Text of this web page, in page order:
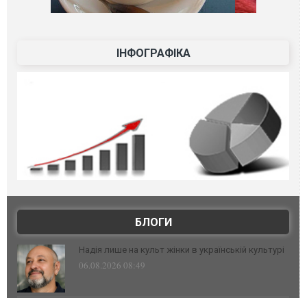
ІНФОГРАФІКА
БЛОГИ
Надія лише на культ жінки в українській культурі
06.08.2026 08:49